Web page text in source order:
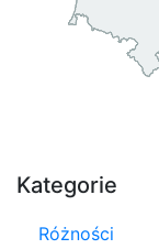
Kategorie
Różności